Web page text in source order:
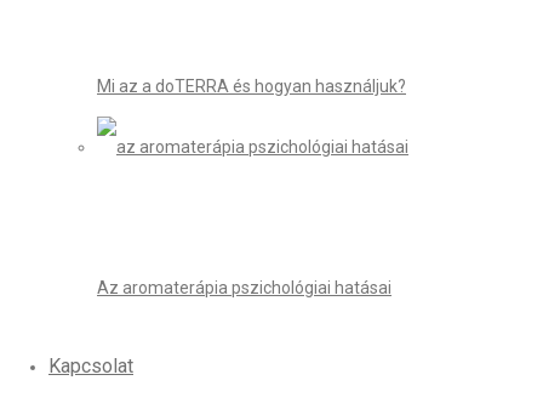
Mi az a doTERRA és hogyan használjuk?
Az aromaterápia pszichológiai hatásai
Kapcsolat